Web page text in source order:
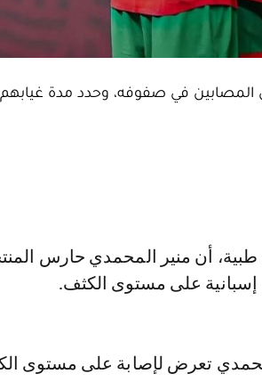
المصابين في صفوفه، وحدد مدة
على مستوى الكثف.
تعرض لإصابة على مستوى